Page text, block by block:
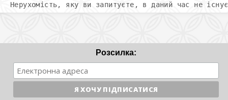
Нерухомість, яку ви запитуєте, в даний час не
Розсилка: